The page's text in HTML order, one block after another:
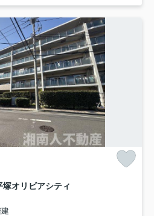
オリビアシティ